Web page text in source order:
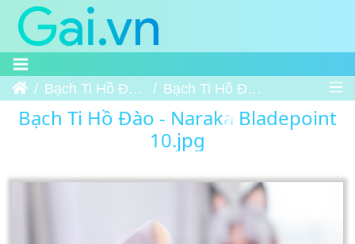
Trang chủBạch Ti Hồ Đào - Naraka Bladepoint Bạch Ti Hồ Đào - Naraka Bladepoint 10
Bạch Ti Hồ Đào - Naraka Bladepoint
10.jpg